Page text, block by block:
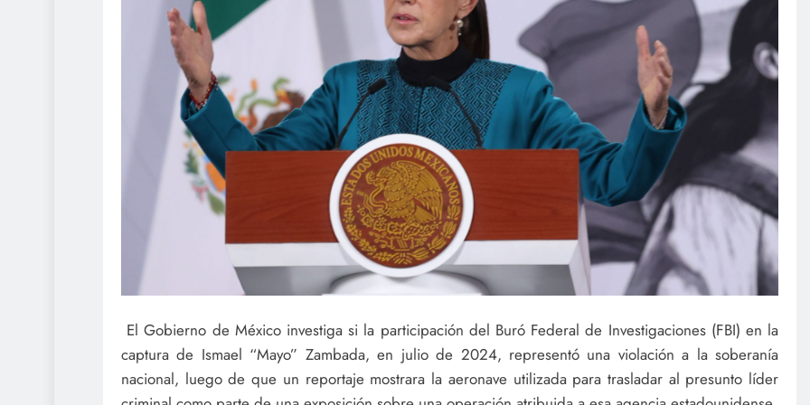
El Gobierno de México investiga si la participación del Buró Federal de Investigaciones (FBI) en la
captura de Ismael “Mayo” Zambada, en julio de 2024, representó una violación a la soberanía
nacional, luego de que un reportaje mostrara la aeronave utilizada para trasladar al presunto líder